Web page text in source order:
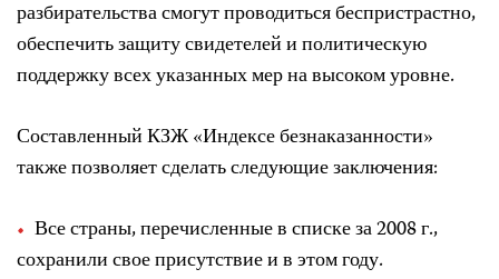
разбирательства смогут проводиться беспристрастно,
обеспечить защиту свидетелей и политическую
поддержку всех указанных мер на высоком уровне.
Составленный КЗЖ «Индексе безнаказанности»
также позволяет сделать следующие заключения:
Все страны, перечисленные в списке за 2008 г.,
сохранили свое присутствие и в этом году.